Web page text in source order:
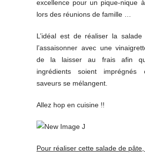
excellence pour un pique-nique
lors des réunions de famille …
L’idéal est de réaliser la
l’assaisonner avec une
de la laisser au frais afin
ingrédients soient
saveurs se mélangent.
Allez hop en cuisine !!
Pour réaliser cette salade de